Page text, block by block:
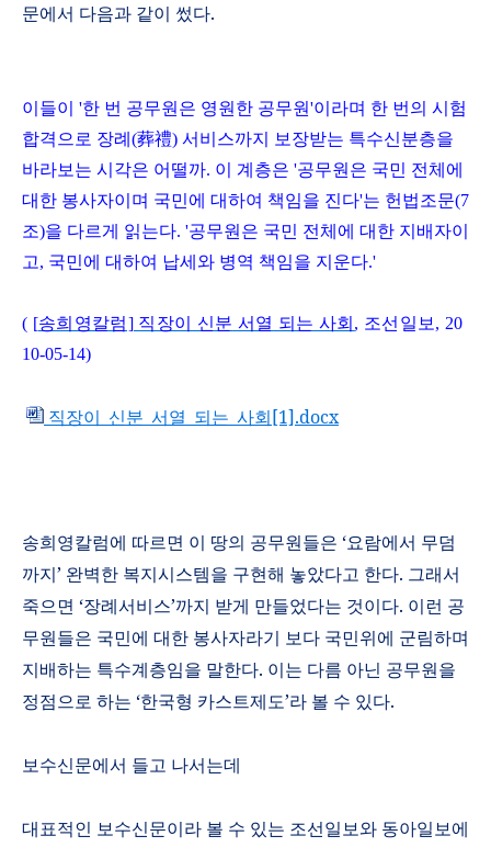
문에서 다음과 같이 썼다.
이들이 '한 번 공무원은 영원한 공무원'이라며 한 번의 시험
합격으로 장례 (葬禮) 서비스까지 보장받는 특수신분층을
바라보는 시각은 어떨까. 이 계층은 '공무원은 국민 전체에
대한 봉사자이며 국민에 대하여 책임을 진다'는 헌법조문(7
조)을 다르게 읽는다. '공무원은 국민 전체에 대한 지배자이
고, 국민에 대하여 납세와 병역 책임을 지운다.'
( [송희영칼럼] 직장이 신분 서열 되는 사회 , 조선일보 , 20
10-05-14)
직장이_신분_서열_되는_사회[1].docx
송희영칼럼에 따르면 이 땅의 공무원들은 ‘요람에서 무덤
까지’ 완벽한 복지시스템을 구현해 놓았다고 한다. 그래서
죽으면 ‘장례서비스’까지 받게 만들었다는 것이다. 이런 공
무원들은 국민에 대한 봉사자라기 보다 국민위에 군림하며
지배하는 특수계층임을 말한다. 이는 다름 아닌 공무원을
정점으로 하는 ‘한국형 카스트제도’라 볼 수 있다.
보수신문에서 들고 나서는데
대표적인 보수신문이라 볼 수 있는 조선일보와 동아일보에